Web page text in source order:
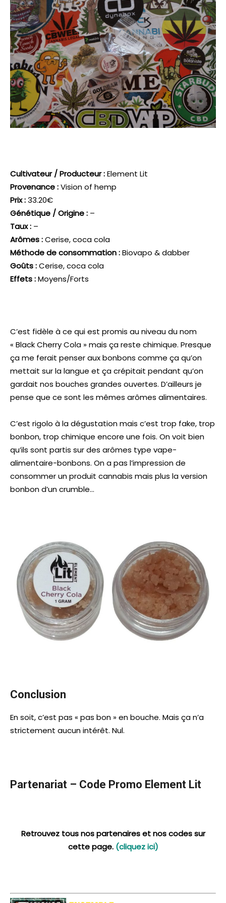
Cultivateur / Producteur :Element Lit
Provenance :Vision of hemp
Prix :33.20€
Génétique / Origine : –
Taux : –
Arômes :Cerise, coca cola
Méthode de consommation :Biovapo & dabber
Goûts :Cerise, coca cola
Effets :Moyens/Forts
C’est fidèle à ce qui est promis au niveau du nom
« Black Cherry Cola » mais ça reste chimique. Presque
ça me ferait penser aux bonbons comme ça qu’on
mettait sur la langue et ça crépitait pendant qu’on
gardait nos bouches grandes ouvertes. D’ailleurs je
pense que ce sont les mêmes arômes alimentaires.
C’est rigolo à la dégustation mais c’est trop fake, trop
bonbon, trop chimique encore une fois. On voit bien
qu’ils sont partis sur des arômes type vape-
alimentaire-bonbons. On a pas l’impression de
consommer un produit cannabis mais plus la version
bonbon d’un crumble…
Conclusion
En soit, c’est pas « pas bon » en bouche. Mais ça n’a
strictement aucun intérêt. Nul.
Partenariat – Code Promo Element Lit
Retrouvez tous nos partenaires et nos codes sur
cette page. (cliquez ici)